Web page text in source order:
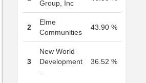
Group, Inc
2
Elme
Communities
43.90 %
3
New World
Development
36.52 %